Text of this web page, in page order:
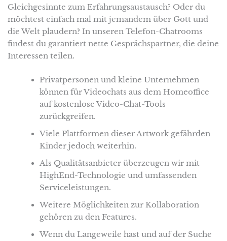
Gleichgesinnte zum Erfahrungsaustausch? Oder du
möchtest einfach mal mit jemandem über Gott und
die Welt plaudern? In unseren Telefon-Chatrooms
findest du garantiert nette Gesprächspartner, die deine
Interessen teilen.
Privatpersonen und kleine Unternehmen
können für Videochats aus dem Homeoffice
auf kostenlose Video-Chat-Tools
zurückgreifen.
Viele Plattformen dieser Artwork gefährden
Kinder jedoch weiterhin.
Als Qualitätsanbieter überzeugen wir mit
HighEnd-Technologie und umfassenden
Serviceleistungen.
Weitere Möglichkeiten zur Kollaboration
gehören zu den Features.
Wenn du Langeweile hast und auf der Suche